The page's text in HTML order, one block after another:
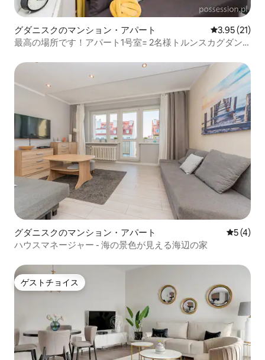
グダニスクのマンション・アパート レビュー21
3.95 (21)
最高の場所です！アパート1号室= 2名様トルンスカグダン
グダニスクのマンション・アパート レビュー
5 (4)
ハウスマネージャー - 海の景色が見える海辺の家
ゲストチョイス
ゲストチョイス